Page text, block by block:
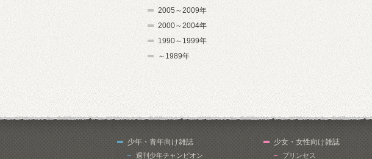
2005～2009年
2000～2004年
1990～1999年
～1989年
少年・青年向け雑誌
週刊少年チャンピオン
少女・女性向け雑誌
プリンセス